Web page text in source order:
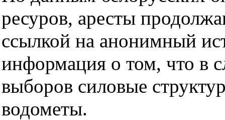
ресуров, аресты
ссылкой на анонимный
информация о том, что в
выборов силовые
водометы.